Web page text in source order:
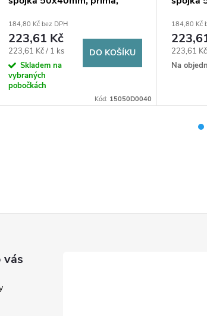
plast
184,80 Kč bez DPH
223,61 Kč
Měrná
cena:
223,61 Kč / 1 ks
Skladem na
vybraných
pobočkách
DO KOŠÍKU
Kód: 15050D0040
plast
184,80 Kč
Měrná
cena:
223,61
Na
vás